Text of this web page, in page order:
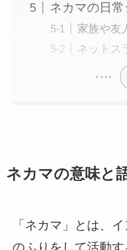
ネカマの日
家族や友
ネットス
ネカマの意味と
「ネカマ」とは、
のふりをして活動